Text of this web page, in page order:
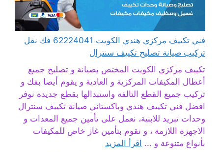
فني تكييف مركزي هندي الكويت 62224041 فك نقل
تركيب صيانة تصليح تكييف سنترال
تكييف مركزي الكويت المختص بصيانة و تصليح جميع
أعطال المكيفات المركزية و العادية و يقوم أيضا بفك و
تركيب جميع القطع التالفة واستبدالها بقطع جديدة نوفر
افضل فني تكييف هندي وباكستاني صيانة تكييف سنترال
وحدات تبريد للابنية، نعمل على تأمين جميع المعدات و
الاجهزة اللازمة ، و نقوم بتأمين غاز خاص للمكيفات
بأنواع متنوعة و ... اقرأ المزيد